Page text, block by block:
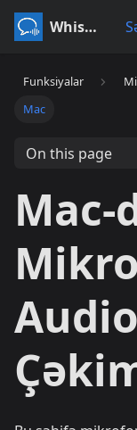
Whisperr
Funksiyalar
Mac
On this page
Mac-
Audio